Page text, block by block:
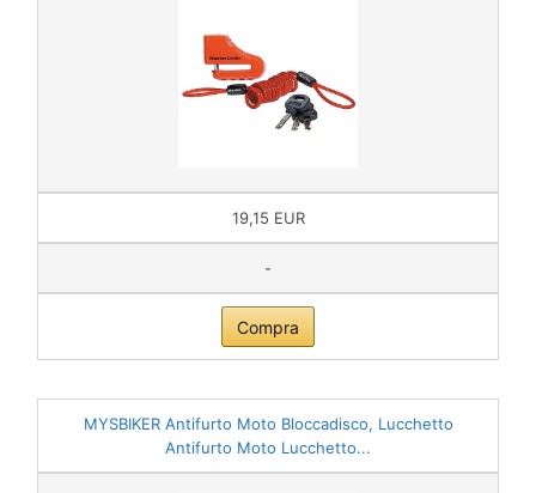
19,15 EUR
-
Compra
MYSBIKER Antifurto Moto Bloccadisco, Lucchetto
Antifurto Moto Lucchetto...